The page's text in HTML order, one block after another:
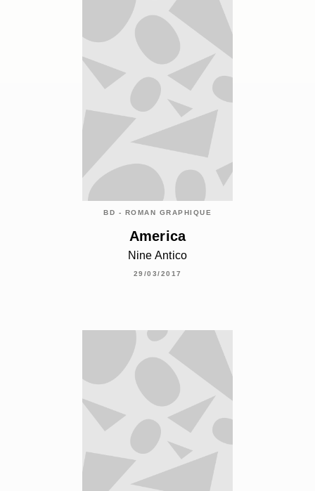
BD - ROMAN GRAPHIQUE
America
Nine Antico
29/03/2017